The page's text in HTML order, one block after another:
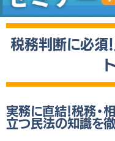
税務判断に必須
実務に直結！税務・
立つ民法の知識を徹